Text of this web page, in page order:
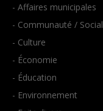
- Affaires municipales
- Communauté / Social
- Culture
- Économie
- Éducation
- Environnement